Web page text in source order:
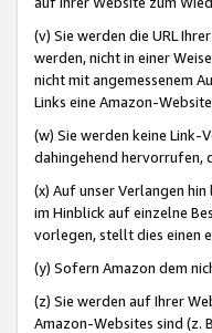
(v) Sie werden die URL
werden, nicht in einer
nicht mit angemessenem
Links eine Amazon-
(w) Sie werden keine Link-
dahingehend hervorrufen,
(x) Auf unser Verlangen
im Hinblick auf einzelne
vorlegen, stellt dies einen
(y) Sofern Amazon dem
(z) Sie werden auf Ihrer
Amazon-Websites sind (z.